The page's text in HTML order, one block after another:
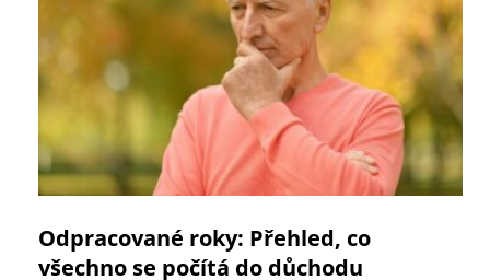
Odpracované roky: Přehled, co
všechno se počítá do důchodu